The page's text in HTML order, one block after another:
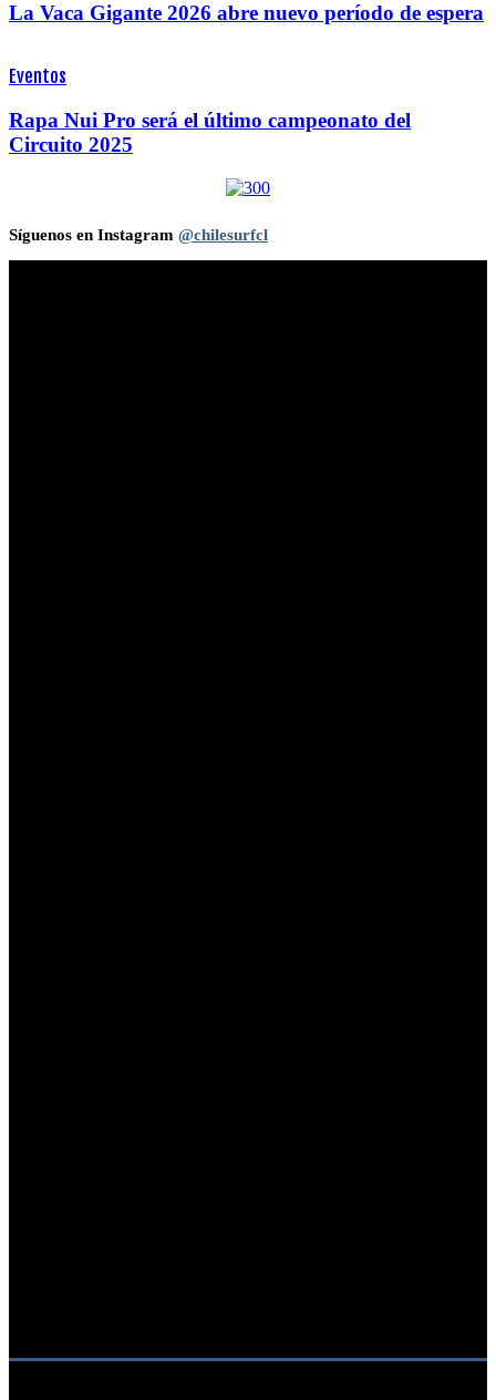
La Vaca Gigante 2026 abre nuevo período de espera
Eventos
Rapa Nui Pro será el último campeonato del
Circuito 2025
Síguenos en Instagram @chilesurfcl